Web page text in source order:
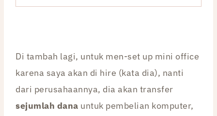
Di tambah lagi, untuk men-set up mini office
karena saya akan di hire (kata dia), nanti
dari perusahaannya, dia akan transfer
sejumlah dana untuk pembelian komputer,